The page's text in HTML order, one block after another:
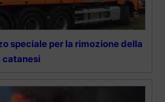
speciale per la rimozione della
catanesi